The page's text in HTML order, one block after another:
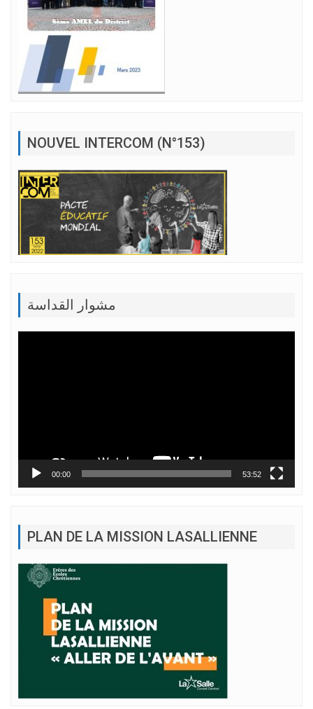
NOUVEL INTERCOM (N°153)
مشوار القداسة
00:00 53:52
PLAN DE LA MISSION LASALLIENNE